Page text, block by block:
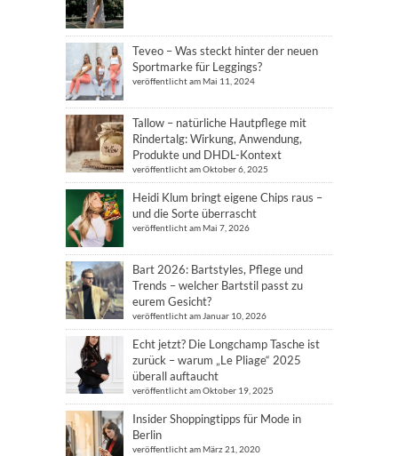
Teveo – Was steckt hinter der neuen
Sportmarke für Leggings?
veröffentlicht am Mai 11, 2024
Tallow – natürliche Hautpflege mit
Rindertalg: Wirkung, Anwendung,
Produkte und DHDL-Kontext
veröffentlicht am Oktober 6, 2025
Heidi Klum bringt eigene Chips raus –
und die Sorte überrascht
veröffentlicht am Mai 7, 2026
Bart 2026: Bartstyles, Pflege und
Trends – welcher Bartstil passt zu
eurem Gesicht?
veröffentlicht am Januar 10, 2026
Echt jetzt? Die Longchamp Tasche ist
zurück – warum „Le Pliage“ 2025
überall auftaucht
veröffentlicht am Oktober 19, 2025
Insider Shoppingtipps für Mode in
Berlin
veröffentlicht am März 21, 2020